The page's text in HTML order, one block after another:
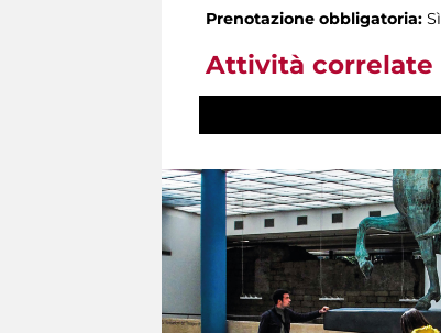
Prenotazione obbligatoria: Sì
Attività correlate